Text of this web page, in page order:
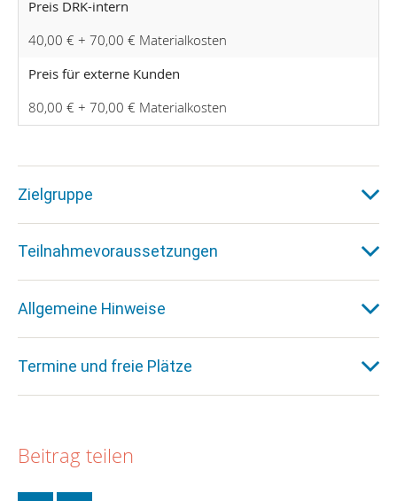
Preis DRK-intern
40,00 € + 70,00 € Materialkosten
Preis für externe Kunden
80,00 € + 70,00 € Materialkosten
Zielgruppe
Teilnahmevoraussetzungen
Allgemeine Hinweise
Termine und freie Plätze
Beitrag teilen